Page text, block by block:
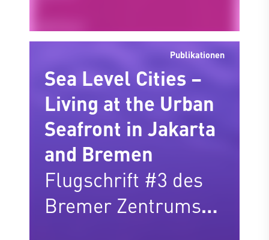
b.zb-flugschrift #4
Publikationen
Sea Level Cities –
Living at the Urban
Seafront in Jakarta
and Bremen
Flugschrift #3 des
Bremer Zentrums